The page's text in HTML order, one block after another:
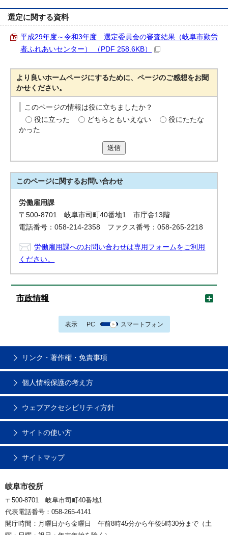
選定に関する資料
平成29年度～令和3年度 選定委員会の審査結果（岐阜市勤労
者ふれあいセンター） （PDF 258.6KB）
より良いホームページにするために、ページのご感想をお聞
かせください。
このページの情報は役に立ちましたか？
役に立った
どちらともいえない
役にたたな
かった
送信
このページに関するお問い合わせ
労働雇用課
〒500-8701 岐阜市司町40番地1 市庁舎13階
電話番号：058-214-2358 ファクス番号：058-265-2218
労働雇用課へのお問い合わせは専用フォームをご利用
ください。
市政情報
表示 PC スマートフォン
リンク・著作権・免責事項
個人情報保護の考え方
ウェブアクセシビリティ方針
サイトの使い方
サイトマップ
岐阜市役所
〒500-8701 岐阜市司町40番地1
代表電話番号：058-265-4141
開庁時間：月曜日から金曜日 午前8時45分から午後5時30分まで（土